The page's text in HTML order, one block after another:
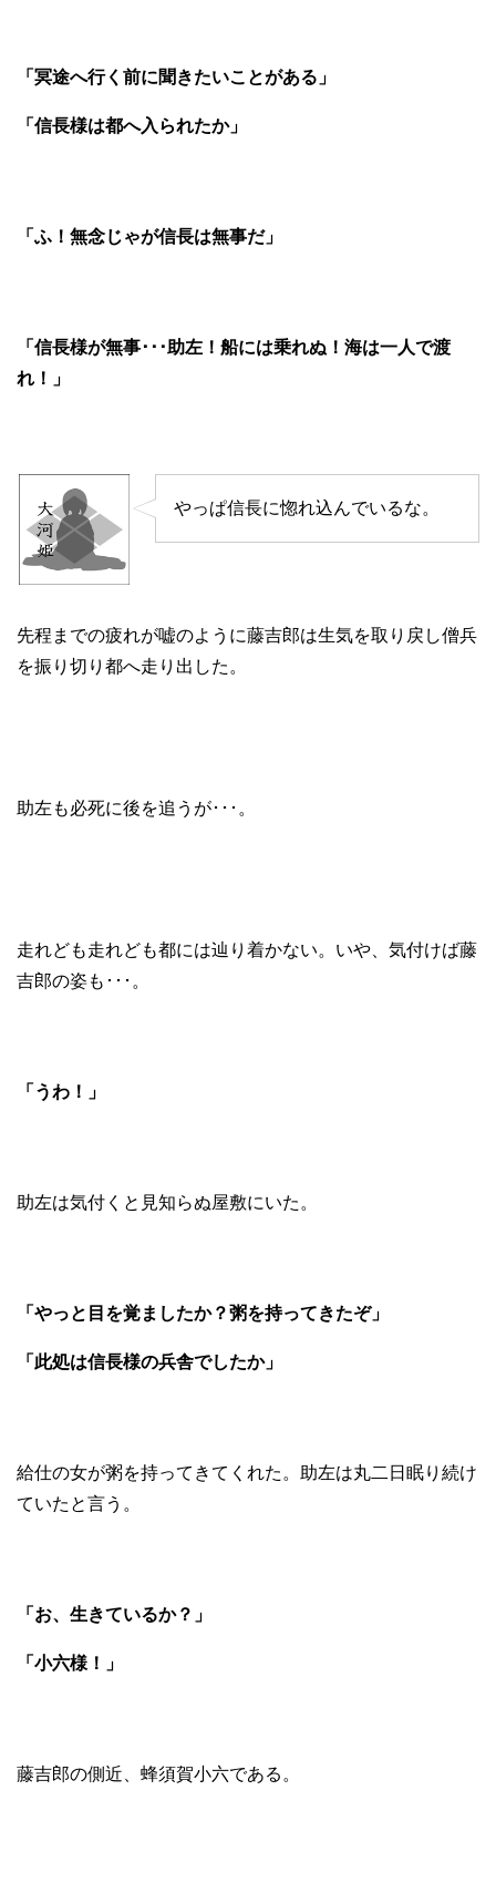
「冥途へ行く前に聞きたいことがある」
「信長様は都へ入られたか」
「ふ！無念じゃが信長は無事だ」
「信長様が無事･･･助左！船には乗れぬ！海は一人で渡
れ！」
やっぱ信長に惚れ込んでいるな。
先程までの疲れが嘘のように藤吉郎は生気を取り戻し僧兵
を振り切り都へ走り出した。
助左も必死に後を追うが･･･。
走れども走れども都には辿り着かない。いや、気付けば藤
吉郎の姿も･･･。
「うわ！」
助左は気付くと見知らぬ屋敷にいた。
「やっと目を覚ましたか？粥を持ってきたぞ」
「此処は信長様の兵舎でしたか」
給仕の女が粥を持ってきてくれた。助左は丸二日眠り続け
ていたと言う。
「お、生きているか？」
「小六様！」
藤吉郎の側近、蜂須賀小六である。